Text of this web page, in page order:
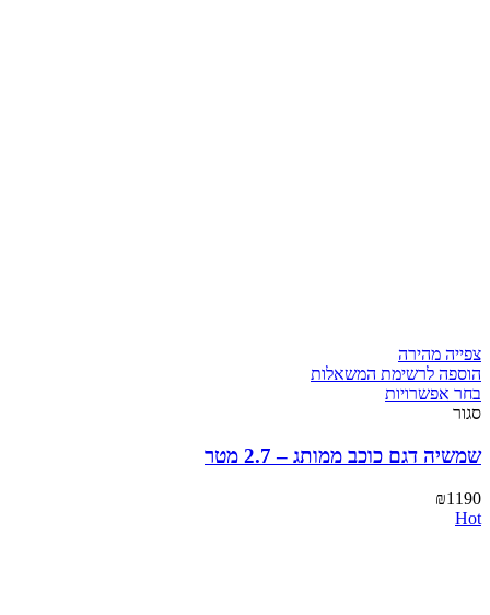
צפייה מהירה
הוספה לרשימת המשאלות
בחר אפשרויות
סגור
שמשיה דגם כוכב ממותג – 2.7 מטר
₪1190
Hot